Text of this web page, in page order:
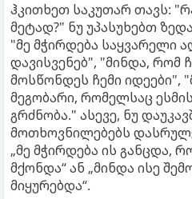
ჰკითხეთ საკუთარ თავს:
მეტად?" ნუ უპასუხებთ
"მე მჭირდება საყვარელი
დავისვენებ", "მინდა, რომ
მოსწონდეს ჩემი იდეები",
მეგობარი, რომელსაც
გრძნობა." ასევე, ნუ
მოთხოვნილებებს
„მე მჭირდება ის განცდა,
მქონდა“ ან „მინდა ისე
მიყურებდა“.